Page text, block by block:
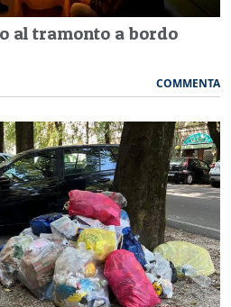
al tramonto a bordo
COMMENTA